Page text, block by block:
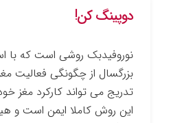
دوپینگ کن!
نوروفیدبک روشی است که با
بزرگسال از چگونگی فعالیت
تدریج می ­تواند کارکرد مغز
این روش کاملا ایمن است و